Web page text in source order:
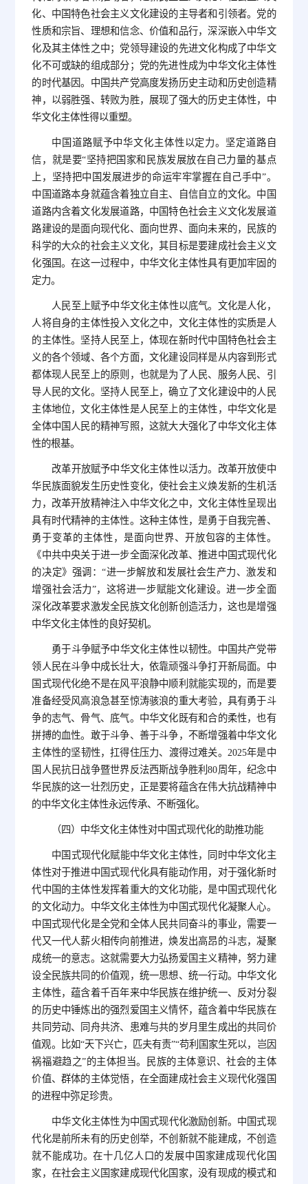
化、中国特色社会主义文化建设的主导者和引领者。党的
性质和宗旨、理想和信念、价值和品行，深深嵌入中华文
化及其主体性之中；党领导建设的先进文化构成了中华文
化不可或缺的组成部分；党的先进性成为中华文化主体性
的时代基因。中国共产党高度发扬历史主动和历史创造精
神，以弱胜强、转败为胜，展现了强大的历史主体性，中
华文化主体性得以重塑。
中国道路赋予中华文化主体性以定力。坚定道路自
信，就是要“坚持把国家和民族发展放在自己力量的基点
上，坚持把中国发展进步的命运牢牢掌握在自己手中”。
中国道路本身就蕴含着独立自主、自信自立的文化。中国
道路内含着文化发展道路，中国特色社会主义文化发展道
路建设的是面向现代化、面向世界、面向未来的，民族的
科学的大众的社会主义文化，其目标是要建成社会主义文
化强国。在这一过程中，中华文化主体性具有更加牢固的
定力。
人民至上赋予中华文化主体性以底气。文化是人化，
人将自身的主体性投入文化之中，文化主体性的实质是人
的主体性。坚持人民至上，体现在新时代中国特色社会主
义的各个领域、各个方面，文化建设同样是从内容到形式
都体现人民至上的原则，也就是为了人民、服务人民、引
导人民的文化。坚持人民至上，确立了文化建设中的人民
主体地位，文化主体性是人民至上的主体性，中华文化是
全体中国人民的精神写照，这就大大强化了中华文化主体
性的根基。
改革开放赋予中华文化主体性以活力。改革开放使中
华民族面貌发生历史性变化，使社会主义焕发新的生机活
力，改革开放精神注入中华文化之中，文化主体性呈现出
具有时代精神的主体性。这种主体性，是勇于自我完善、
勇于变革的主体性，是面向世界、开放包容的主体性。
《中共中央关于进一步全面深化改革、推进中国式现代化
的决定》强调：“进一步解放和发展社会生产力、激发和
增强社会活力”，这将进一步赋能文化建设。进一步全面
深化改革要求激发全民族文化创新创造活力，这也是增强
中华文化主体性的良好契机。
勇于斗争赋予中华文化主体性以韧性。中国共产党带
领人民在斗争中成长壮大，依靠顽强斗争打开新局面。中
国式现代化绝不是在风平浪静中顺利就能实现的，而是要
准备经受风高浪急甚至惊涛骇浪的重大考验，具有勇于斗
争的志气、骨气、底气。中华文化既有和合的柔性，也有
拼搏的血性。敢于斗争、善于斗争，不断增强着中华文化
主体性的坚韧性，扛得住压力、渡得过难关。2025年是中
国人民抗日战争暨世界反法西斯战争胜利80周年，纪念中
华民族的这一壮烈历史，正是要将蕴含在伟大抗战精神中
的中华文化主体性永远传承、不断强化。
（四）中华文化主体性对中国式现代化的助推功能
中国式现代化赋能中华文化主体性，同时中华文化主
体性对于推进中国式现代化具有能动作用，对于强化新时
代中国的主体性发挥着重大的文化功能，是中国式现代化
的文化动力。中华文化主体性为中国式现代化凝聚人心。
中国式现代化是全党和全体人民共同奋斗的事业，需要一
代又一代人薪火相传向前推进，焕发出高昂的斗志，凝聚
成统一的意志。这就需要大力弘扬爱国主义精神，努力建
设全民族共同的价值观，统一思想、统一行动。中华文化
主体性，蕴含着千百年来中华民族在维护统一、反对分裂
的历史中锤炼出的强烈爱国主义情怀，蕴含着中华民族在
共同劳动、同舟共济、患难与共的岁月里生成出的共同价
值观。比如“天下兴亡，匹夫有责”“苟利国家生死以，岂因
祸福避趋之”的主体担当。民族的主体意识、社会的主体
价值、群体的主体觉悟，在全面建成社会主义现代化强国
的进程中弥足珍贵。
中华文化主体性为中国式现代化激励创新。中国式现
代化是前所未有的历史创举，不创新就不能建成，不创造
就不能成功。在十几亿人口的发展中国家建成现代化国
家，在社会主义国家建成现代化国家，没有现成的模式和